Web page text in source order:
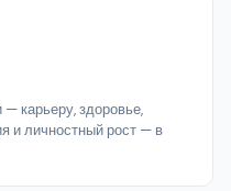
карьеру, здоровье,
и личностный рост — в